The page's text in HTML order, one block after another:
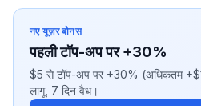
नए यूज़र बोनस
पहली टॉप-अप पर +30%
$5 से टॉप-अप पर +30% (अधिकतम
लागू, 7 दिन वैध।